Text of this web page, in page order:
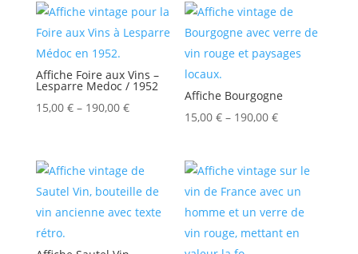
Affiche Foire aux Vins –
Lesparre Medoc / 1952
15,00 €– 190,00 €
Affiche Bourgogne
15,00€ – 190,00€